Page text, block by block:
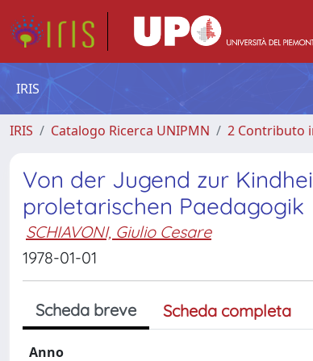
IRIS
IRIS Catalogo Ricerca UNIPMN 2 Contributo
Von der Jugend zur
proletarischen Paedagogik
SCHIAVONI, Giulio Cesare
1978-01-01
Scheda breve Scheda completa
Anno